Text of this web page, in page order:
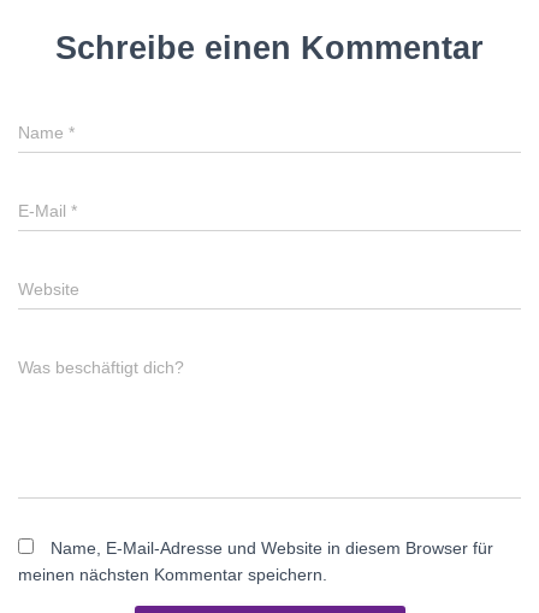
Schreibe einen Kommentar
Name *
E-Mail *
Website
Was beschäftigt dich?
Name, E-Mail-Adresse und Website in diesem Browser für
meinen nächsten Kommentar speichern.